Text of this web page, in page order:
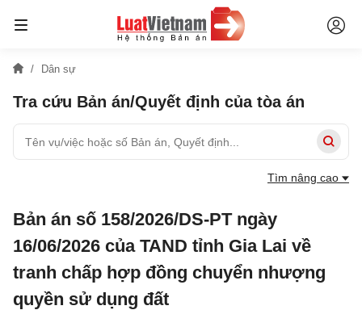
Dân sự
Tra cứu Bản án/Quyết định của tòa án
Tìm nâng cao
Bản án số 158/2026/DS-PT ngày
16/06/2026 của TAND tỉnh Gia Lai về
tranh chấp hợp đồng chuyển nhượng
quyền sử dụng đất